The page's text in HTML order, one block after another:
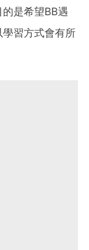
是希望BB遇
習方式會有所